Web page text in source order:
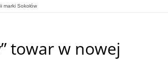
marki Sokołów
towar w nowej